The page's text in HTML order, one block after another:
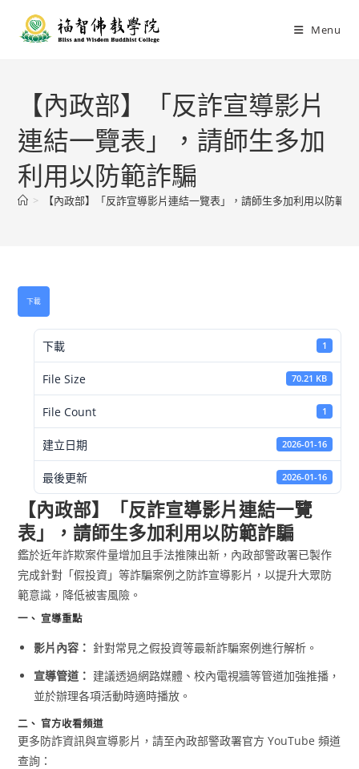
Menu
【內政部】「反詐宣導影片
連結一覽表」，請師生多加
利用以防範詐騙
> 【內政部】「反詐宣導影片連結一覽表」，請師生多加利用以防範詐
下載
下載 1
File Size 70.21 KB
File Count 1
建立日期 2026-01-16
最後更新 2026-01-16
【內政部】「反詐宣導影片連結一覽
表」，請師生多加利用以防範詐騙
鑑於近年詐欺案件量增加且手法推陳出新，內政部警政署已製作
完成針對「假投資」等詐騙案例之防詐宣導影片，以提升大眾防
範意識，降低被害風險。
一、 宣導重點
影片內容： 針對常見之假投資等最新詐騙案例進行解析。
宣導管道： 建議透過網路媒體、校內電視牆等管道加強推播，
並於辦理各項活動時適時播放。
二、 官方收看頻道
更多防詐資訊與宣導影片，請至內政部警政署官方 YouTube 頻道
查詢：